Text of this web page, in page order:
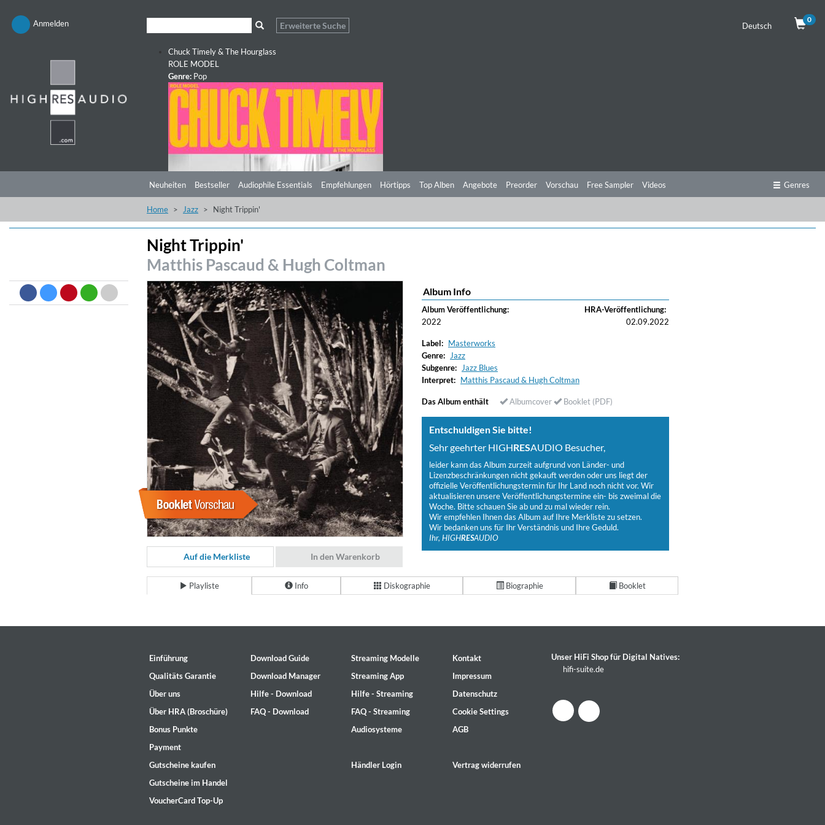
Anmelden Erweiterte Suche Deutsch
0
Chuck Timely & The Hourglass
ROLE MODEL
Genre: Pop
Dreamscapes II
Thomas Lemmer
Genre:
Electronic
For All Your Flowers
Skuli Sverrisson & Bill Frisell
Genre:Jazz
Haydn: String Quartets, Vol. 22
Neuheiten Bestseller Audiophile Essentials Empfehlungen Hörtipps Top Alben Angebote Preorder Vorschau Free Sampler Videos Genres
Home Jazz Night Trippin'
Night Trippin'
Matthis Pascaud & Hugh Coltman
Auf die Merkliste In den Warenkorb
Album Info
Album Veröffentlichung:
2022
HRA-Veröffentlichung:
02.09.2022
Label: Masterworks
Genre:
Jazz
Subgenre:
Jazz Blues
Interpret: Matthis Pascaud & Hugh Coltman
Das Album enthält Albumcover Booklet (PDF)
Entschuldigen Sie bitte!
Sehr geehrter HIGHRESAUDIO Besucher,
leider kann das Album zurzeit aufgrund von Länder- und
Lizenzbeschränkungen nicht gekauft werden oder uns liegt der
offizielle Veröffentlichungstermin für Ihr Land noch nicht vor. Wir
aktualisieren unsere Veröffentlichungstermine ein- bis zweimal die
Woche. Bitte schauen Sie ab und zu mal wieder rein.
Wir empfehlen Ihnen das Album auf Ihre Merkliste zu setzen.
Wir bedanken uns für Ihr Verständnis und Ihre Geduld.
Ihr, HIGHRESAUDIO
Playliste Info Diskographie Biographie Booklet
Einführung
Qualitäts Garantie
Über uns
Über HRA (Broschüre)
Bonus Punkte
Payment
Gutscheine kaufen
Gutscheine im Handel
VoucherCard Top-Up
Download Guide
Download Manager
Hilfe - Download
FAQ - Download
Streaming Modelle
Streaming App
Hilfe - Streaming
FAQ - Streaming
Audiosysteme
Händler Login
Kontakt
Impressum
Datenschutz
Cookie Settings
AGB
Vertrag widerrufen
Unser HiFi Shop für Digital Natives:
hifi-suite.de